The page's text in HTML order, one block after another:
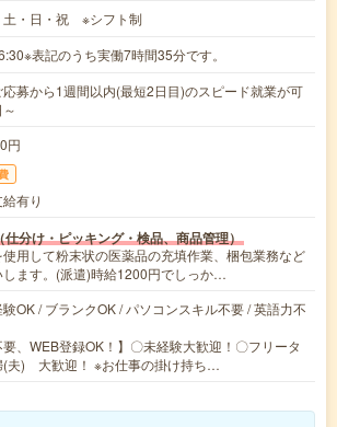
土・日・祝 ※シフト制
表記のうち実働7時間35分です。
募から1週間以内(最短2日目)のスピード就業が可
円
有り
仕分け・ピッキング・検品、商品管理）
使用して粉末状の医薬品の充填作業、梱包業務など
します。(派遣)時給1200円でしっか…
OK / ブランクOK / パソコンスキル不要 / 英語力不
要、WEB登録OK！】〇未経験大歓迎！〇フリータ
(夫) 大歓迎！ ※お仕事の掛け持ち…